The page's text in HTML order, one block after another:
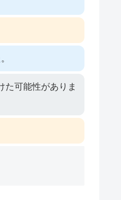
た可能性がありま